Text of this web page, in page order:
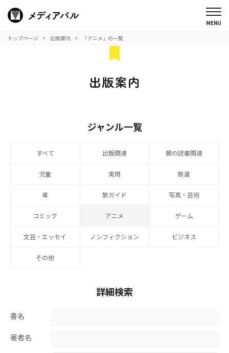
トップページ 出版案内 「アニメ」の一覧
ジャンル一覧
すべて 出版関連 朝の読書関連
児童 実用 鉄道
車 旅ガイド 写真・芸術
コミック アニメ ゲーム
文芸・エッセイ ノンフィクション ビジネス
その他
詳細検索
書名
著者名